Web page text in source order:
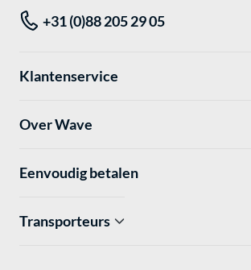
+31 (0)88 205 29 05
Klantenservice
Over Wave
Eenvoudig betalen
Transporteurs